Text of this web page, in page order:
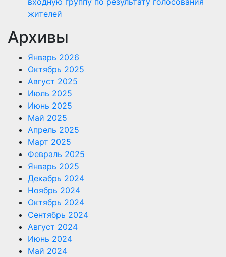
жителей
Архивы
Январь 2026
Октябрь 2025
Август 2025
Июль 2025
Июнь 2025
Май 2025
Апрель 2025
Март 2025
Февраль 2025
Январь 2025
Декабрь 2024
Ноябрь 2024
Октябрь 2024
Сентябрь 2024
Август 2024
Июнь 2024
Май 2024